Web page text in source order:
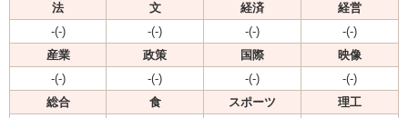
法 文 経済
経営
-(-)
-(-) -(-)
-(-)
産業
政策 国際
映像
-(-)
-(-) -(-)
-(-)
総合
食 スポーツ
理工